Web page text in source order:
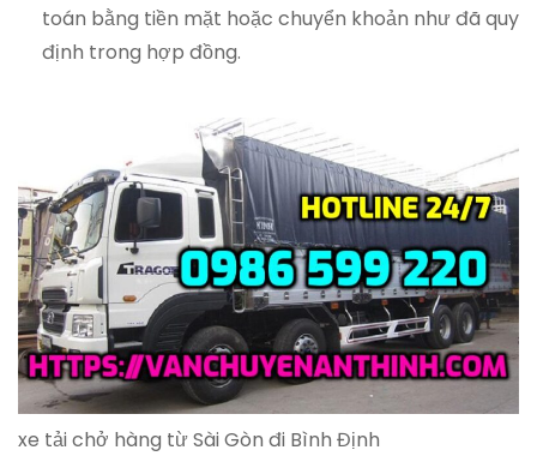
toán bằng tiền mặt hoặc chuyển khoản như đã quy
định trong hợp đồng.
xe tải chở hàng từ Sài Gòn đi Bình Định